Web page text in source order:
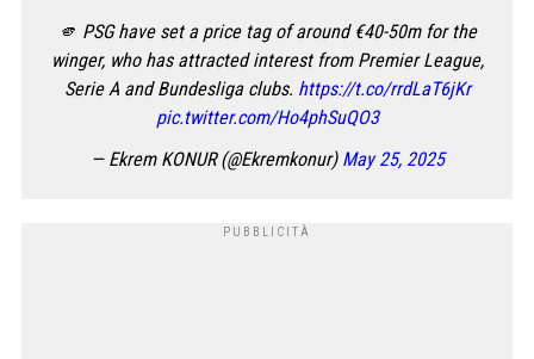
🫵 PSG have set a price tag of around €40-50m for the
winger, who has attracted interest from Premier League,
Serie A and Bundesliga clubs. https://t.co/rrdLaT6jKr
pic.twitter.com/Ho4phSuQO3
— Ekrem KONUR (@Ekremkonur) May 25, 2025